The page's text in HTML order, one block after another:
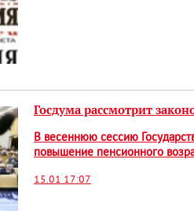
Госдума рассмотрит
В весеннюю сессию
повышение пенсионного
15.01 17:07